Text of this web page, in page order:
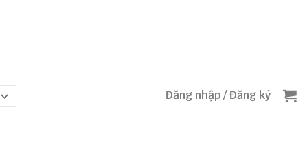
Đăng nhập / Đăng ký